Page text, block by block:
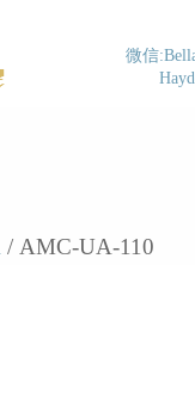
微信
/ AMC-UA-110